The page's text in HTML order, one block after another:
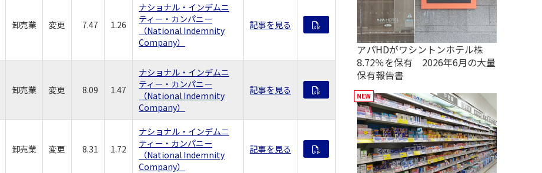
卸売業 変更 7.47 1.26
ナショナル・インデムニ
ティー・カンパニー
（National Indemnity
Company）
記事を見る
卸売業 変更 8.09 1.47
ナショナル・インデムニ
ティー・カンパニー
（National Indemnity
Company）
記事を見る
卸売業 変更 8.31 1.72
ナショナル・インデムニ
ティー・カンパニー
（National Indemnity
Company）
記事を見る
アパHDがワシントンホテル株
8.72％を保有 2026年6月の大量
保有報告書